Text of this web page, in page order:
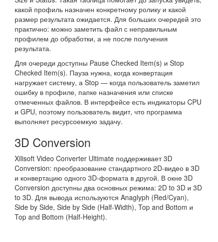
какой профиль назначен конкретному ролику и какой
размер результата ожидается. Для больших очередей это
практично: можно заметить файл с неправильным
профилем до обработки, а не после получения
результата.
Для очереди доступны Pause Checked Item(s) и Stop
Checked Item(s). Пауза нужна, когда конвертация
нагружает систему, а Stop — когда пользователь заметил
ошибку в профиле, папке назначения или списке
отмеченных файлов. В интерфейсе есть индикаторы CPU
и GPU, поэтому пользователь видит, что программа
выполняет ресурсоемкую задачу.
3D Conversion
Xilisoft Video Converter Ultimate поддерживает 3D
Conversion: преобразование стандартного 2D-видео в 3D
и конвертацию одного 3D-формата в другой. В окне 3D
Conversion доступны два основных режима: 2D to 3D и 3D
to 3D. Для вывода используются Anaglyph (Red/Cyan),
Side by Side, Side by Side (Half-Width), Top and Bottom и
Top and Bottom (Half-Height).